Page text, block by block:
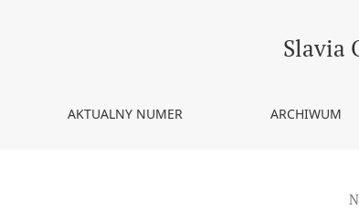
Joanna Kwasiborska-Dudek, Olga Jauer-Slavia
AKTUALNY NUMER ARCHIWUM
to: